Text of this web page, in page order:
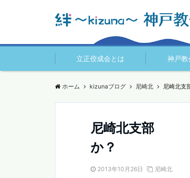
立正佼成会とは 神戸教
ホーム kizunaブログ 尼崎北 尼崎北
尼崎北支部 今
か？
2013年10月26日 尼崎北